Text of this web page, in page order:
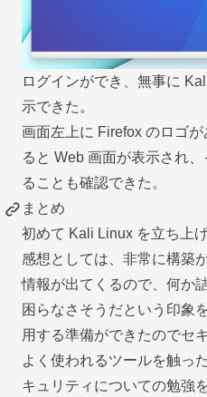
ログインができ、無事に
示できた。
画面左上に Firefox のロゴ
ると Web 画面が表示され
ることも確認できた。
まとめ
初めて Kali Linux を立ち上
感想としては、非常に構築
情報が出てくるので、何か
困らなさそうだという印象
用する準備ができたのでセ
よく使われるツールを触っ
キュリティについての勉強